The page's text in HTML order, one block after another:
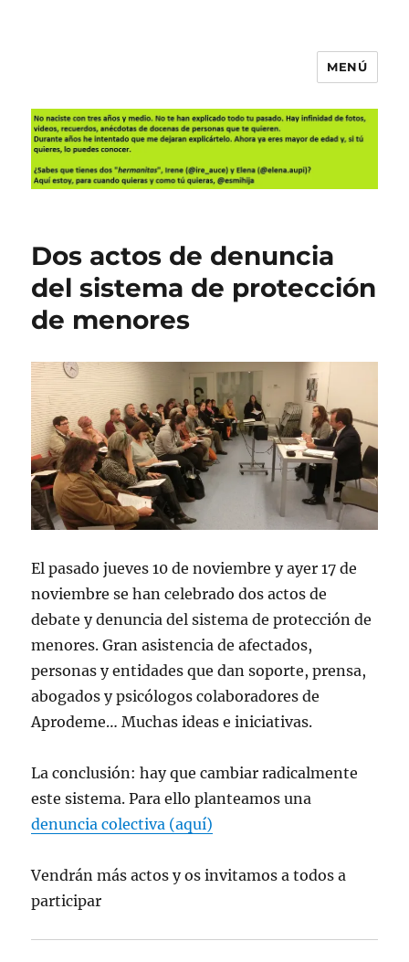
MENÚ
Dos actos de denuncia
del sistema de protección
de menores
El pasado jueves 10 de noviembre y ayer 17 de
noviembre se han celebrado dos actos de
debate y denuncia del sistema de protección de
menores. Gran asistencia de afectados,
personas y entidades que dan soporte, prensa,
abogados y psicólogos colaboradores de
Aprodeme… Muchas ideas e iniciativas.
La conclusión: hay que cambiar radicalmente
este sistema. Para ello planteamos una
denuncia colectiva (aquí)
Vendrán más actos y os invitamos a todos a
participar